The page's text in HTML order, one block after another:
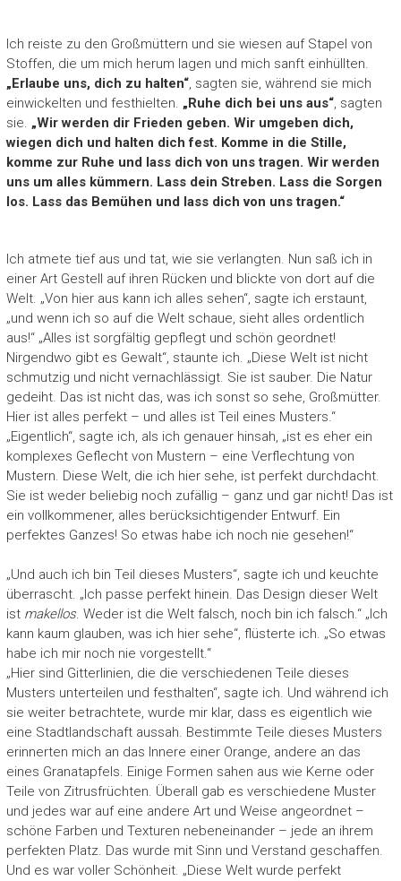
Ich reiste zu den Großmüttern und sie wiesen auf Stapel von
Stoffen, die um mich herum lagen und mich sanft einhüllten.
„Erlaube uns, dich zu halten“, sagten sie, während sie mich
einwickelten und festhielten. „Ruhe dich bei uns aus“, sagten
sie. „Wir werden dir Frieden geben. Wir umgeben dich,
wiegen dich und halten dich fest. Komme in die Stille,
komme zur Ruhe und lass dich von uns tragen. Wir werden
uns um alles kümmern. Lass dein Streben. Lass die Sorgen
los. Lass das Bemühen und lass dich von uns tragen.“
Ich atmete tief aus und tat, wie sie verlangten. Nun saß ich in
einer Art Gestell auf ihren Rücken und blickte von dort auf die
Welt. „Von hier aus kann ich alles sehen“, sagte ich erstaunt,
„und wenn ich so auf die Welt schaue, sieht alles ordentlich
aus!“ „Alles ist sorgfältig gepflegt und schön geordnet!
Nirgendwo gibt es Gewalt“, staunte ich. „Diese Welt ist nicht
schmutzig und nicht vernachlässigt. Sie ist sauber. Die Natur
gedeiht. Das ist nicht das, was ich sonst so sehe, Großmütter.
Hier ist alles perfekt – und alles ist Teil eines Musters.“
„Eigentlich“, sagte ich, als ich genauer hinsah, „ist es eher ein
komplexes Geflecht von Mustern – eine Verflechtung von
Mustern. Diese Welt, die ich hier sehe, ist perfekt durchdacht.
Sie ist weder beliebig noch zufällig – ganz und gar nicht! Das ist
ein vollkommener, alles berücksichtigender Entwurf. Ein
perfektes Ganzes! So etwas habe ich noch nie gesehen!“
„Und auch ich bin Teil dieses Musters“, sagte ich und keuchte
überrascht. „Ich passe perfekt hinein. Das Design dieser Welt
ist makellos. Weder ist die Welt falsch, noch bin ich falsch.“ „Ich
kann kaum glauben, was ich hier sehe“, flüsterte ich. „So etwas
habe ich mir noch nie vorgestellt.“
„Hier sind Gitterlinien, die die verschiedenen Teile dieses
Musters unterteilen und festhalten“, sagte ich. Und während ich
sie weiter betrachtete, wurde mir klar, dass es eigentlich wie
eine Stadtlandschaft aussah. Bestimmte Teile dieses Musters
erinnerten mich an das Innere einer Orange, andere an das
eines Granatapfels. Einige Formen sahen aus wie Kerne oder
Teile von Zitrusfrüchten. Überall gab es verschiedene Muster
und jedes war auf eine andere Art und Weise angeordnet –
schöne Farben und Texturen nebeneinander – jede an ihrem
perfekten Platz. Das wurde mit Sinn und Verstand geschaffen.
Und es war voller Schönheit. „Diese Welt wurde perfekt